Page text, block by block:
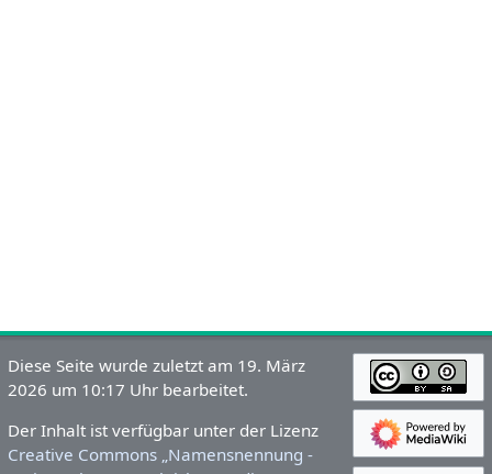
Diese Seite wurde zuletzt am 19. März
2026 um 10:17 Uhr bearbeitet.
Der Inhalt ist verfügbar unter der Lizenz
Creative Commons „Namensnennung -